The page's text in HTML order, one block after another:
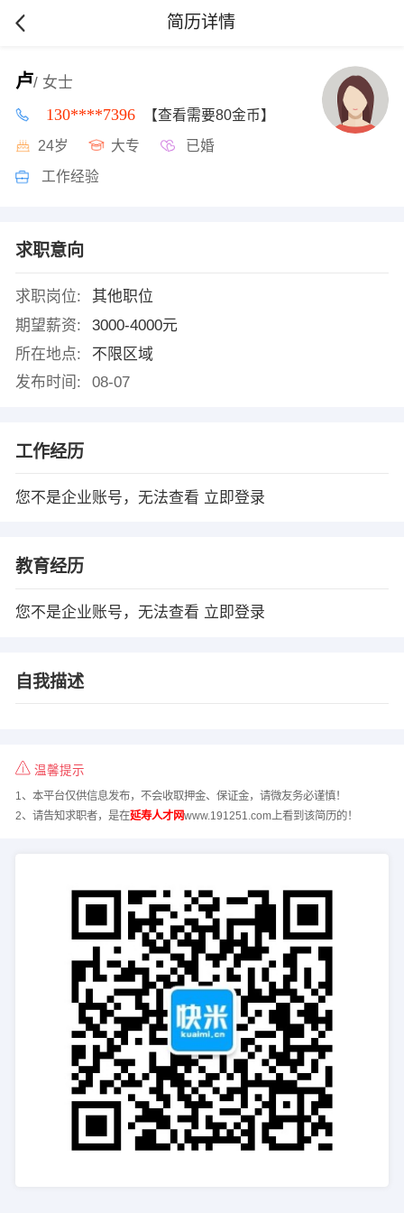
简历详情
卢/ 女士
130****7396 【查看需要80金币】
24岁 大专 已婚
工作经验
求职意向
求职岗位:
其他职位
期望薪资:
3000-4000元
所在地点:
不限区域
发布时间:
08-07
工作经历
您不是企业账号，无法查看 立即登录
教育经历
您不是企业账号，无法查看 立即登录
自我描述
温馨提示
1、本平台仅供信息发布，不会收取押金、保证金，请微友务必谨慎！
2、请告知求职者，是在延寿人才网www.191251.com上看到该简历的！